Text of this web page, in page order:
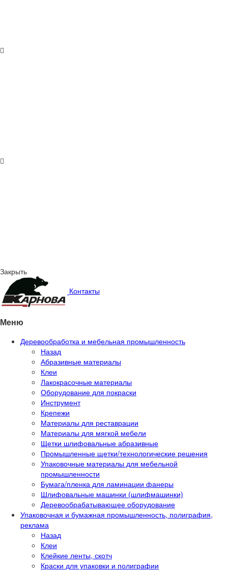
Закрыть
Контакты
Меню
Деревообработка и мебельная промышленность
Назад
Абразивные материалы
Клеи
Лакокрасочные материалы
Оборудование для покраски
Инструмент
Крепежи
Материалы для реставрации
Материалы для мягкой мебели
Щетки шлифовальные абразивные
Промышленные щетки/технологические решения
Упаковочные материалы для мебельной
промышленности
Бумага/пленка для ламинации фанеры
Шлифовальные машинки (шлифмашинки)
Деревообрабатывающее оборудование
Упаковочная и бумажная промышленность, полиграфия,
реклама
Назад
Клеи
Клейкие ленты, скотч
Краски для упаковки и полиграфии